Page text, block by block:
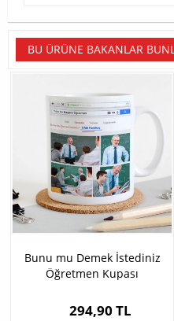
BU ÜRÜNE BAKANLAR
Bunu mu Demek İstediniz
Öğretmen Kupası
294,90 TL